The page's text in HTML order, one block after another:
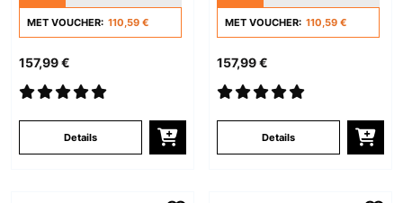
MET VOUCHER: 110,59 €
157,99 €
Details
MET VOUCHER: 110,59 €
157,99 €
Details